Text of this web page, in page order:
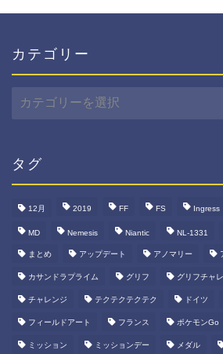
カテゴリー
テ
ー
タグ
12月 2019 FF FS Ingress
MD Nemesis Niantic NL-1331
まとめ アップデート アノマリー
カサンドラプライム グリフ グリフチャ
チャレンジ テクテクテクテク ドイツ
フィールドアート フランス ポケモンGo
ミッション ミッションデー メダル